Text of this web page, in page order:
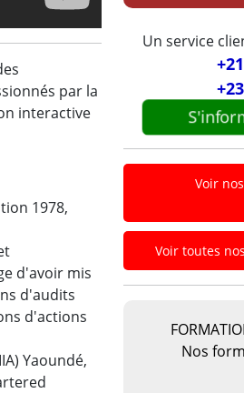
par la
interactive
1978,
d'avoir mis
d'audits
d'actions
Yaoundé,
Un service
Voir
Voir toutes
Nos